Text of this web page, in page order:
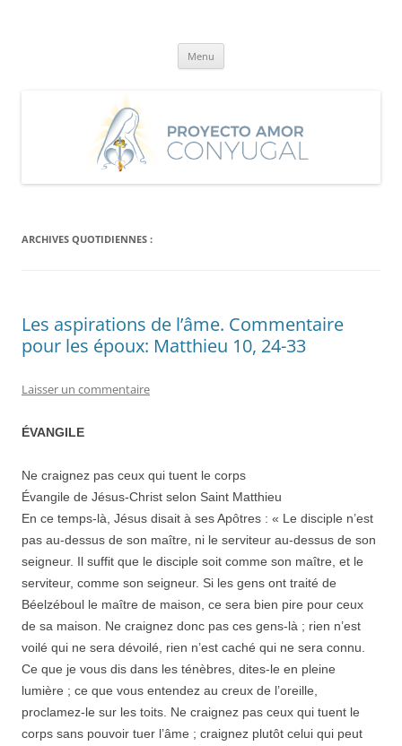
Menu
ARCHIVES QUOTIDIENNES :
Les aspirations de l’âme. Commentaire
pour les époux: Matthieu 10, 24-33
Laisser un commentaire
ÉVANGILE
Ne craignez pas ceux qui tuent le corps
Évangile de Jésus-Christ selon Saint Matthieu
En ce temps-là, Jésus disait à ses Apôtres : « Le disciple n’est
pas au-dessus de son maître, ni le serviteur au-dessus de son
seigneur. Il suffit que le disciple soit comme son maître, et le
serviteur, comme son seigneur. Si les gens ont traité de
Béelzéboul le maître de maison, ce sera bien pire pour ceux
de sa maison. Ne craignez donc pas ces gens-là ; rien n’est
voilé qui ne sera dévoilé, rien n’est caché qui ne sera connu.
Ce que je vous dis dans les ténèbres, dites-le en pleine
lumière ; ce que vous entendez au creux de l’oreille,
proclamez-le sur les toits. Ne craignez pas ceux qui tuent le
corps sans pouvoir tuer l’âme ; craignez plutôt celui qui peut